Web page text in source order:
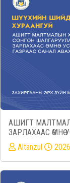
АШИГТ
ЗАРЛАХААС
Altanzul